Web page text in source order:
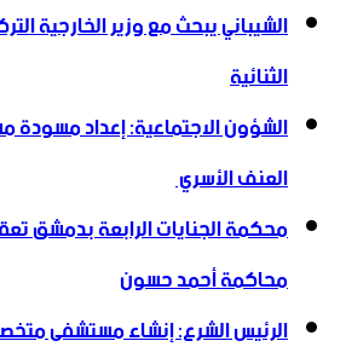
الشيباني يبحث مع وزير الخارجية
الثنائية
الشؤون الاجتماعية: إعداد
العنف الأسري ‏
محكمة الجنايات الرابعة بدمشق
محاكمة أحمد حسون
الرئيس الشرع: إنشاء ‌‏مستشفى